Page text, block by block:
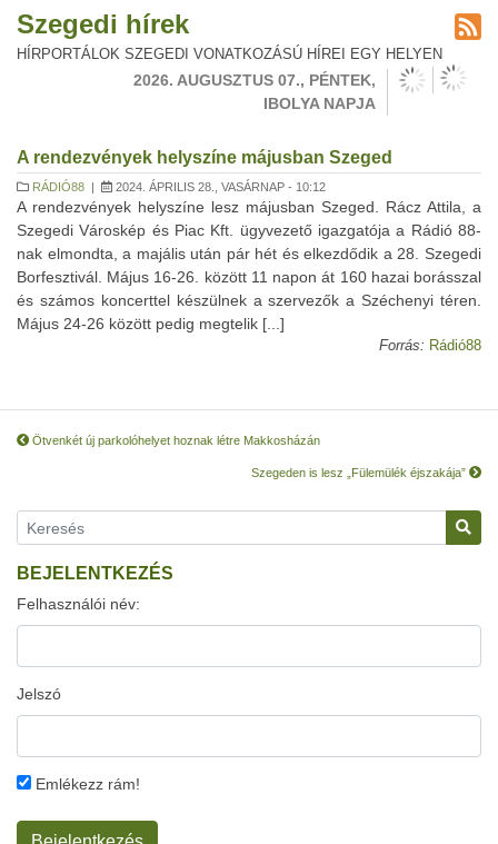
Szegedi hírek
HÍRPORTÁLOK SZEGEDI VONATKOZÁSÚ HÍREI EGY HELYEN
2026. AUGUSZTUS 07., PÉNTEK,
IBOLYA NAPJA
A rendezvények helyszíne májusban Szeged
RÁDIÓ88 | 2024. ÁPRILIS 28., VASÁRNAP - 10:12
A rendezvények helyszíne lesz májusban Szeged. Rácz Attila, a
Szegedi Városkép és Piac Kft. ügyvezető igazgatója a Rádió 88-
nak elmondta, a majális után pár hét és elkezdődik a 28. Szegedi
Borfesztivál. Május 16-26. között 11 napon át 160 hazai borásszal
és számos koncerttel készülnek a szervezők a Széchenyi téren.
Május 24-26 között pedig megtelik [...]
Forrás: Rádió88
Ötvenkét új parkolóhelyet hoznak létre Makkosházán
Szegeden is lesz „Fülemülék éjszakája”
BEJELENTKEZÉS
Felhasználói név:
Jelszó
Emlékezz rám!